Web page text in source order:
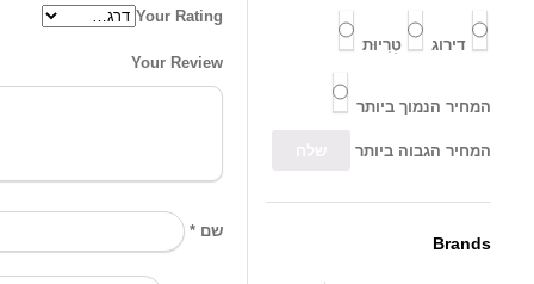
Your Rating
Your Review
שם *
דירוג טְרִיוּת
המחיר הנמוך ביותר
המחיר הגבוה ביותר
Brands